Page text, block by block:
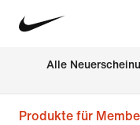
Alle
Produkte für